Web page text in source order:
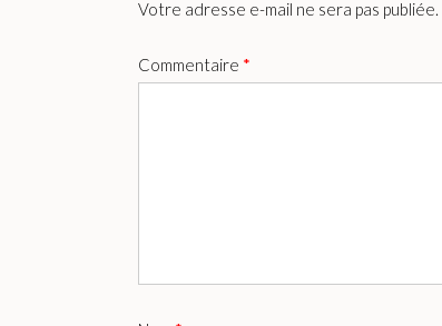
Votre adresse e-mail ne sera pas publiée.
Commentaire *